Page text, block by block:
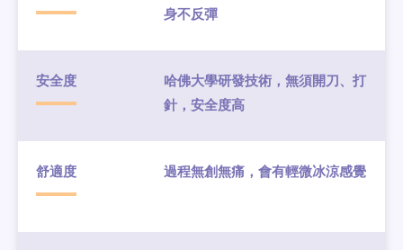
身不反彈
安全度
哈佛大學研發技術，無須開刀、打
針，安全度高
舒適度 過程無創無痛，會有輕微冰涼感覺